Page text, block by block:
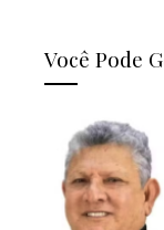
Você Pode